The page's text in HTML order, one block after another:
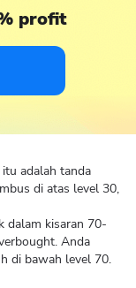
profit
adalah tanda
di atas level 30,
dalam kisaran 70-
Anda
di bawah level 70.